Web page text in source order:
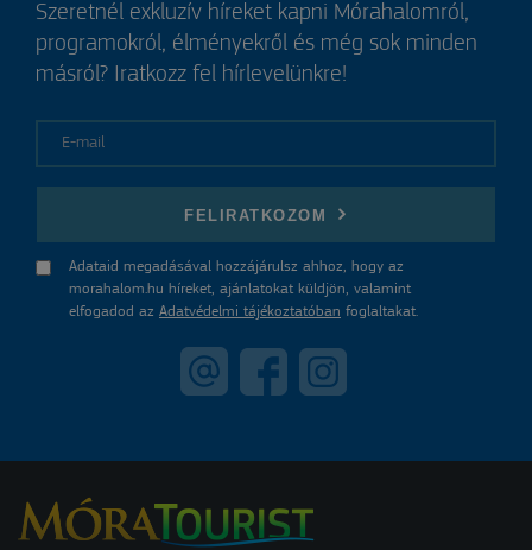
Szeretnél exkluzív híreket kapni Mórahalomról,
programokról, élményekről és még sok minden
másról? Iratkozz fel hírlevelünkre!
FELIRATKOZOM
Adataid megadásával hozzájárulsz ahhoz, hogy az
morahalom.hu híreket, ajánlatokat küldjön, valamint
elfogadod az Adatvédelmi tájékoztatóban foglaltakat.